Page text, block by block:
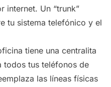
internet. Un “trunk”
tu sistema telefónico y el
tiene una centralita
todos tus teléfonos de
las líneas físicas